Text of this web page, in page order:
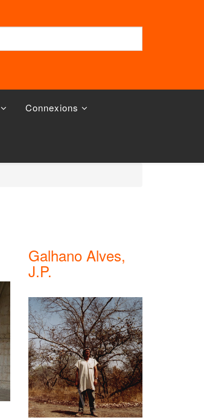
Connexions
Galhano Alves,
J.P.